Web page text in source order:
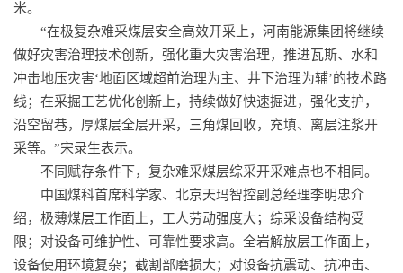
米。
“在极复杂难采煤层安全高效开采上，河南能源集团将继续
做好灾害治理技术创新，强化重大灾害治理，推进瓦斯、水和
冲击地压灾害‘地面区域超前治理为主、井下治理为辅’的技术路
线；在采掘工艺优化创新上，持续做好快速掘进，强化支护，
沿空留巷，厚煤层全层开采，三角煤回收，充填、离层注浆开
采等。”宋录生表示。
不同赋存条件下，复杂难采煤层综采开采难点也不相同。
中国煤科首席科学家、北京天玛智控副总经理李明忠介
绍，极薄煤层工作面上，工人劳动强度大；综采设备结构受
限；对设备可维护性、可靠性要求高。全岩解放层工作面上，
设备使用环境复杂；截割部磨损大；对设备抗震动、抗冲击、